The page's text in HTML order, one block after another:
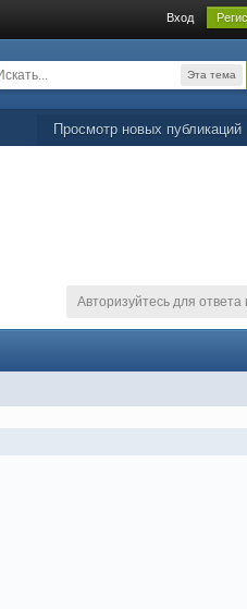
Вход
Эта тема
Просмотр новых публикаций
Авторизуйтесь для ответа